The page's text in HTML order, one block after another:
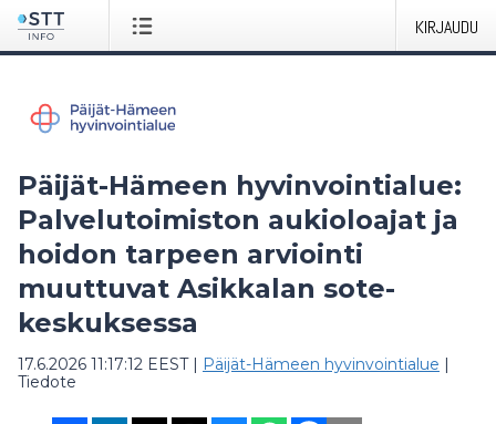
KIRJAUDU
Päijät-Hämeen hyvinvointialue:
Palvelutoimiston aukioloajat ja
hoidon tarpeen arviointi
muuttuvat Asikkalan sote-
keskuksessa
17.6.2026 11:17:12 EEST| Päijät-Hämeen hyvinvointialue |
Tiedote